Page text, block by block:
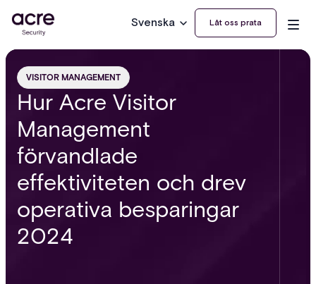
Svenska Låt oss prata
VISITOR MANAGEMENT
Hur Acre Visitor
Management
förvandlade
effektiviteten och drev
operativa besparingar
2024